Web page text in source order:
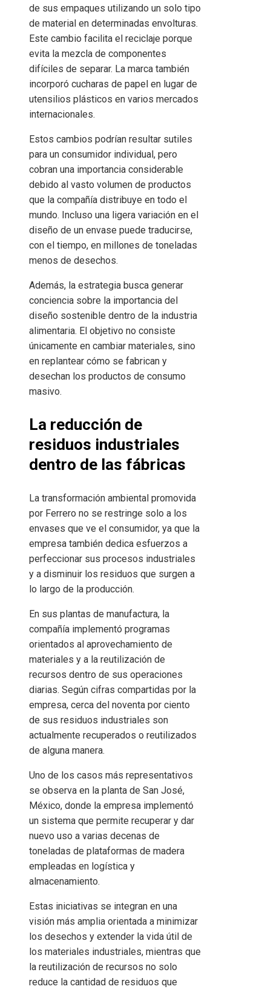
de sus empaques utilizando un solo tipo
de material en determinadas envolturas.
Este cambio facilita el reciclaje porque
evita la mezcla de componentes
difíciles de separar. La marca también
incorporó cucharas de papel en lugar de
utensilios plásticos en varios mercados
internacionales.
Estos cambios podrían resultar sutiles
para un consumidor individual, pero
cobran una importancia considerable
debido al vasto volumen de productos
que la compañía distribuye en todo el
mundo. Incluso una ligera variación en el
diseño de un envase puede traducirse,
con el tiempo, en millones de toneladas
menos de desechos.
Además, la estrategia busca generar
conciencia sobre la importancia del
diseño sostenible dentro de la industria
alimentaria. El objetivo no consiste
únicamente en cambiar materiales, sino
en replantear cómo se fabrican y
desechan los productos de consumo
masivo.
La reducción de
residuos industriales
dentro de las fábricas
La transformación ambiental promovida
por Ferrero no se restringe solo a los
envases que ve el consumidor, ya que la
empresa también dedica esfuerzos a
perfeccionar sus procesos industriales
y a disminuir los residuos que surgen a
lo largo de la producción.
En sus plantas de manufactura, la
compañía implementó programas
orientados al aprovechamiento de
materiales y a la reutilización de
recursos dentro de sus operaciones
diarias. Según cifras compartidas por la
empresa, cerca del noventa por ciento
de sus residuos industriales son
actualmente recuperados o reutilizados
de alguna manera.
Uno de los casos más representativos
se observa en la planta de San José,
México, donde la empresa implementó
un sistema que permite recuperar y dar
nuevo uso a varias decenas de
toneladas de plataformas de madera
empleadas en logística y
almacenamiento.
Estas iniciativas se integran en una
visión más amplia orientada a minimizar
los desechos y extender la vida útil de
los materiales industriales, mientras que
la reutilización de recursos no solo
reduce la cantidad de residuos que